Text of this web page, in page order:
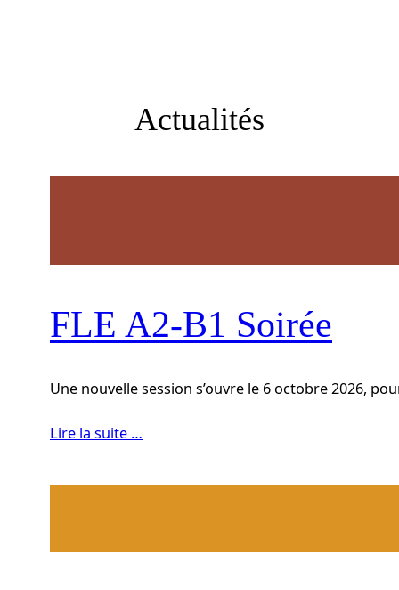
Actualités
FLE A2-B1 Soirée
Une nouvelle session s’ouvre le 6 octobre 2026,
Lire la suite …